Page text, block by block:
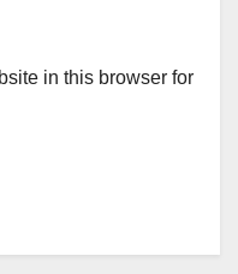
in this browser for